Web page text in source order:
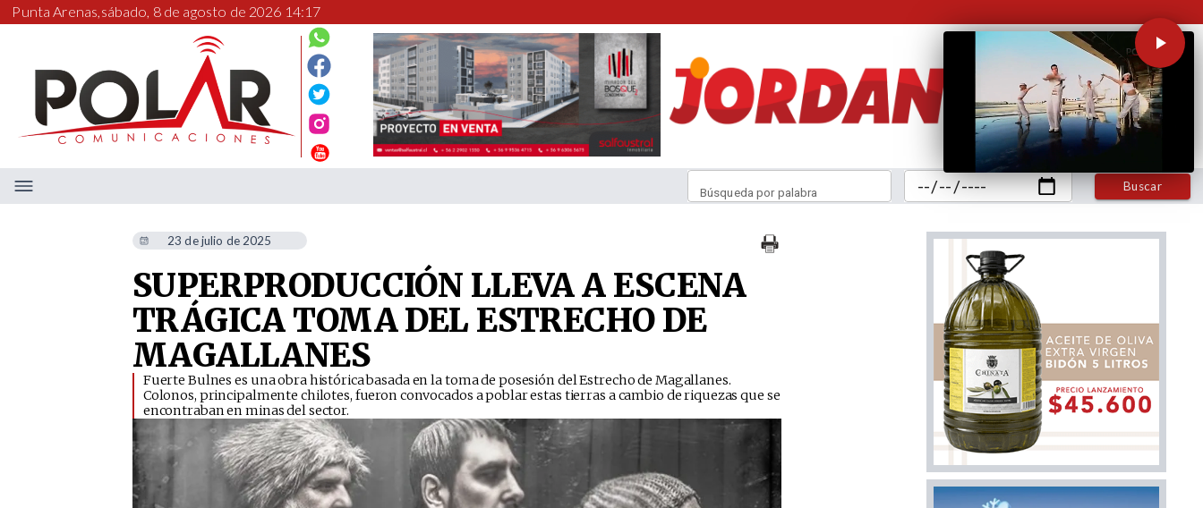
Punta Arenas,sábado, 8 de agosto de 2026 14:17
Buscar
Búsqueda por palabra
23 de julio de 2025
SUPERPRODUCCIÓN LLEVA A ESCENA
TRÁGICA TOMA DEL ESTRECHO DE
MAGALLANES
​Fuerte Bulnes es una obra histórica basada en la toma de posesión del Estrecho de Magallanes.
Colonos, principalmente chilotes, fueron convocados a poblar estas tierras a cambio de riquezas que se
encontraban en minas del sector.